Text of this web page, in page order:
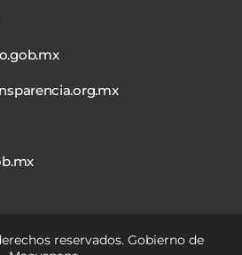
reservados. Gobierno de